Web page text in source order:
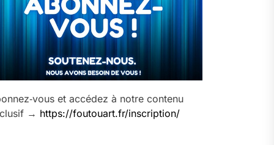
et accédez à notre contenu
→ https://foutouart.fr/inscription/